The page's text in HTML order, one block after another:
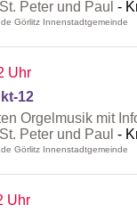
Peter und Paul
Görlitz Innenstadtgemeinde
Uhr
12
Orgelmusik mit
Peter und Paul
Görlitz Innenstadtgemeinde
Uhr